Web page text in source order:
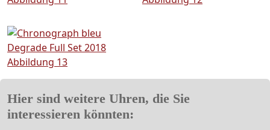
Hier sind weitere Uhren, die Sie
interessieren könnten: